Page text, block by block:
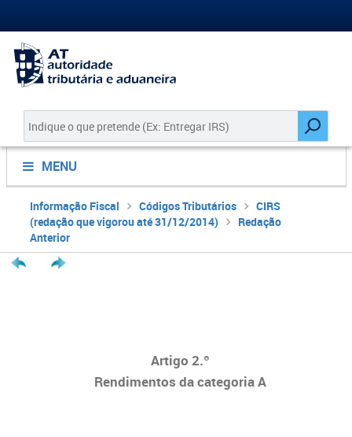
MENU
Informação Fiscal Códigos Tributários
CIRS
(redação que vigorou até 31/12/2014)
Redação
Anterior
Artigo 2.º
Rendimentos da categoria A